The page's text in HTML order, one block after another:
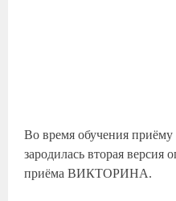
Во время обучения
зародилась вторая версия
приёма ВИКТОРИНА.